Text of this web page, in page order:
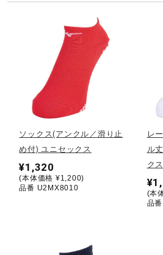
サッカー／フットサル
トレーニング
野球
ゴルフ
ソックス(アンクル／滑り止
め付) ユニセックス
¥1,320
(本体価格 ¥1,200)
品番 U2MX8010
レ
ル
クス
(本
品